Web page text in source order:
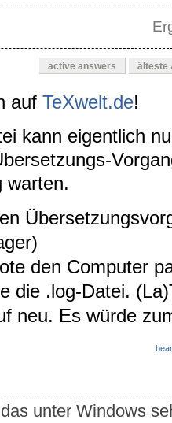
active answers älteste
auf TeXwelt.de!
kann eigentlich
warten.
den Computer
die .log-Datei.
neu. Es würde
unter Windows